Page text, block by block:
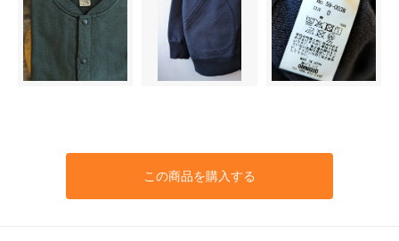
この商品を購入する